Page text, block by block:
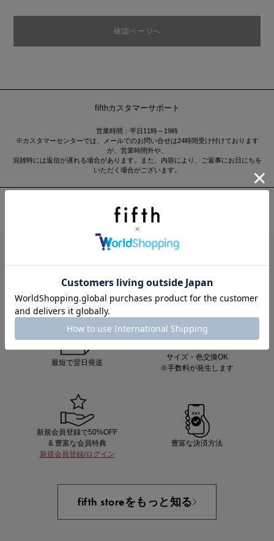
確認ページへ
fifthカスタマーサポート
営業時間：平日11時～19時
※カスタマーセンターでは、メールでのお問い合せは24時間受け付けております
が、営業時間外や、
混雑時には返信が遅れる場合があります。また、内容により、ご返事にお日にちを
いただく場合がございます。
About fifth store
最短で翌日発送
サイズ・色交換OK
※手数料が発生します
新規会員登録で50%OFF
& 豊富な会員特典
新規会員登録/ログイン
豊富な決済方法
fifth storeをもっと知る